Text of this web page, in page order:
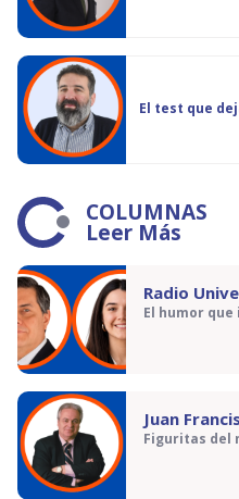
El test que
COLUMNAS
Leer Más
Radio
El humor que
Juan
Figuritas del